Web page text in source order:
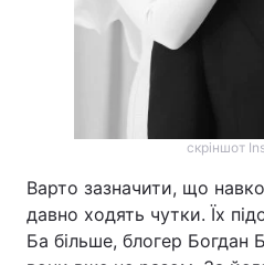
скріншот
Варто зазначити, що
давно ходять чутки. Їх
Ба більше, блогер Богдан